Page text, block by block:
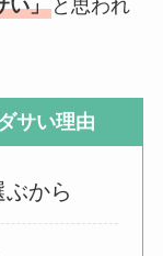
い」と思われ
サい理由
から